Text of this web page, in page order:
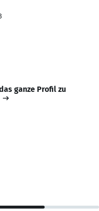
ganze Profil zu